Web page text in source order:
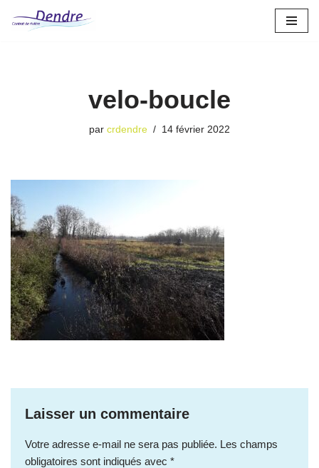
velo-boucle
par crdendre 14 février 2022
Laisser un commentaire
Votre adresse e-mail ne sera pas publiée. Les champs
obligatoires sont indiqués avec *